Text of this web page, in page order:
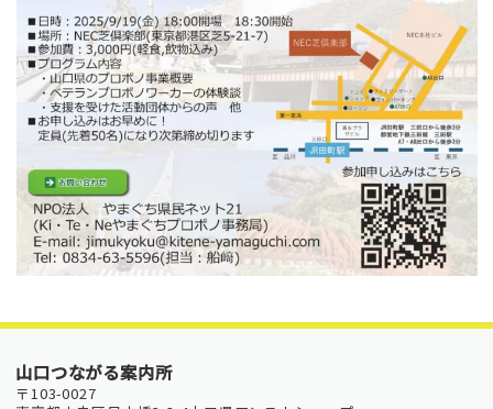
山口つながる案内所
〒103-0027